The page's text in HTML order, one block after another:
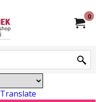
0
Translate